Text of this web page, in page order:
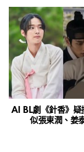
AI BL劇《針香》疑
似張東潤、姜